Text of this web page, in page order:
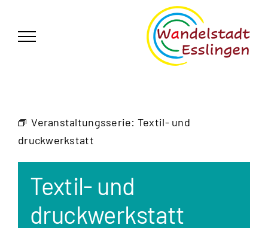
springen
Veranstaltungsserie: Textil- und
druckwerkstatt
Textil- und
druckwerkstatt